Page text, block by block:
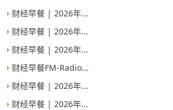
财经早餐 | 2026年...
财经早餐 | 2026年...
财经早餐 | 2026年...
财经早餐FM-Radio...
财经早餐 | 2026年...
财经早餐 | 2026年...